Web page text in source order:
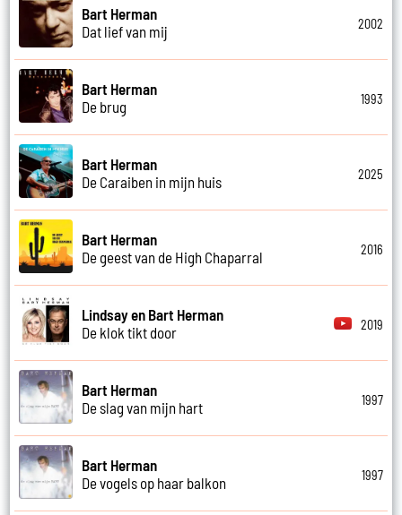
Bart Herman
Dat lief van mij
2002
Bart Herman
De brug
1993
Bart Herman
De Caraiben in mijn huis
2025
Bart Herman
De geest van de High Chaparral
2016
Lindsay en Bart Herman
De klok tikt door
2019
Bart Herman
De slag van mijn hart
1997
Bart Herman
De vogels op haar balkon
1997